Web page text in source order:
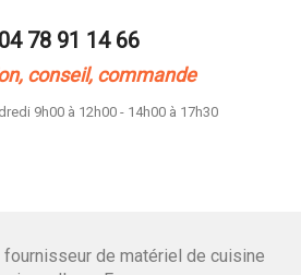
04 78 91 14 66
conseil, commande
9h00 à 12h00 - 14h00 à 17h30
de matériel de cuisine